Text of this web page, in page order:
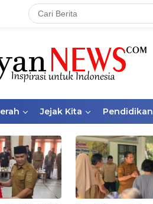
Jejak Kita Pendidikan